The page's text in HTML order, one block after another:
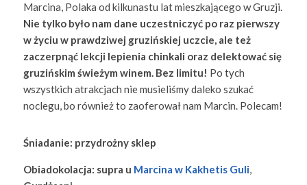
Marcina, Polaka od kilkunastu lat mieszkającego w Gruzji.
Nie tylko było nam dane uczestniczyć po raz pierwszy
w życiu w prawdziwej gruzińskiej uczcie, ale też
zaczerpnąć lekcji lepienia chinkali oraz delektować się
gruzińskim świeżym winem. Bez limitu! Po tych
wszystkich atrakcjach nie musieliśmy daleko szukać
noclegu, bo również to zaoferował nam Marcin. Polecam!
Śniadanie: przydrożny sklep
Obiadokolacja: supra u Marcina w Kakhetis Guli,